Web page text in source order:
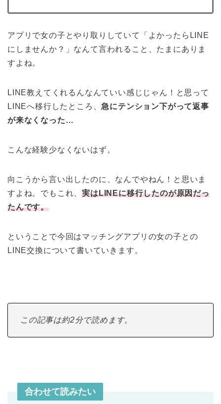
アプリで女の子とやり取りしていて「よかったらLINE
にしませんか？」なんて言われること、たまにありま
すよね。
LINE教えてくれるんなんていい感じじゃん！と思って
LINEへ移行したところ、急にテンション下がって返事
が来なくなった…
こんな経験少なくないはず。
向こうから言い出したのに、なんでやねん！と思いま
すよね。でもこれ、実はLINEに移行したのが原因だっ
たんです。
ということで今回はマッチングアプリの女の子との
LINE交換について書いていきます。
この記事は約2分で読めます。
合わせて読みたい